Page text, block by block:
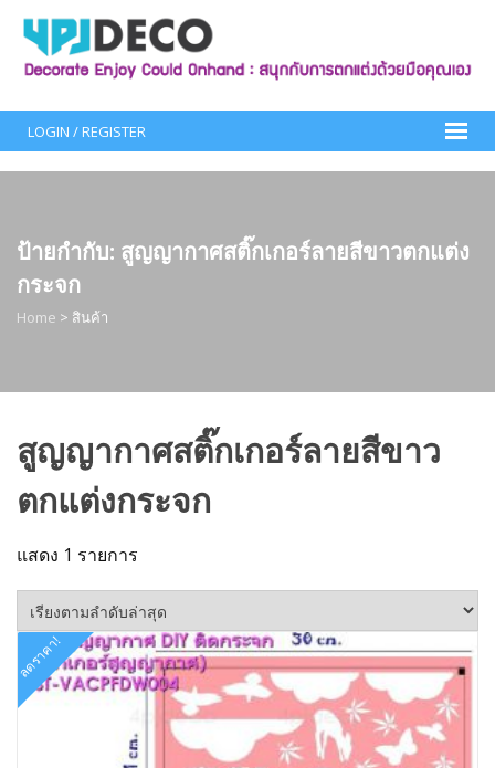
content
LOGIN / REGISTER
ป้ายกำกับ: สูญญากาศสติ๊กเกอร์ลายสีขาวตกแต่ง
กระจก
Home > สินค้า
สูญญากาศสติ๊กเกอร์ลายสีขาว
ตกแต่งกระจก
แสดง 1 รายการ
ลดราคา!